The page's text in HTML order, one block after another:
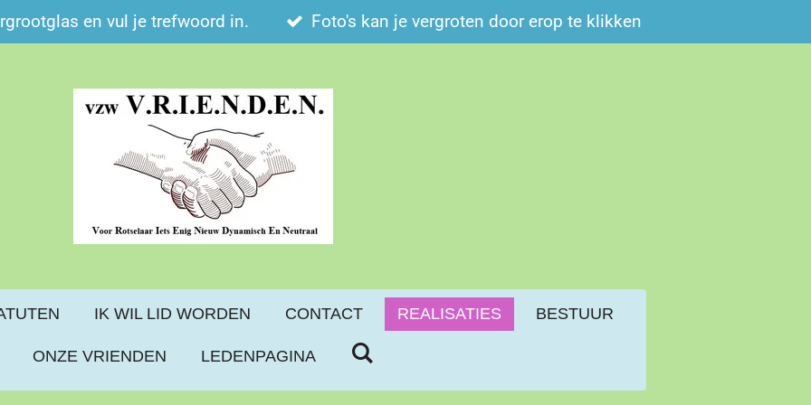
en vul je trefwoord in. Foto's kan je vergroten door erop te klikken
IK WIL LID WORDEN CONTACT REALISATIES BESTUUR
ONZE VRIENDEN LEDENPAGINA